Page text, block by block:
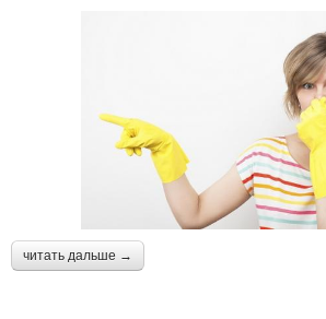
читать дальше →